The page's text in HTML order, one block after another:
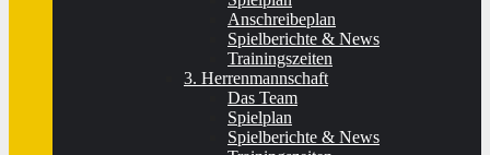
Anschreibeplan
Spielberichte & News
Trainingszeiten
3. Herrenmannschaft
Das Team
Spielplan
Spielberichte & News